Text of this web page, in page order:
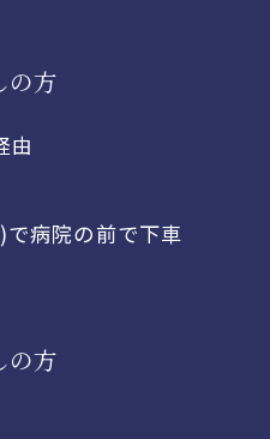
の方
由
病院の前で下車
の方